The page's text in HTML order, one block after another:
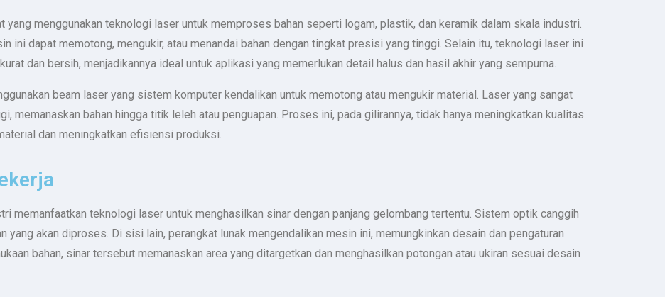
menggunakan teknologi laser untuk memproses bahan seperti logam, plastik, dan keramik dalam skala industri.
ini dapat memotong, mengukir, atau menandai bahan dengan tingkat presisi yang tinggi. Selain itu, teknologi laser ini
dan bersih, menjadikannya ideal untuk aplikasi yang memerlukan detail halus dan hasil akhir yang sempurna.
beam laser yang sistem komputer kendalikan untuk memotong atau mengukir material. Laser yang sangat
memanaskan bahan hingga titik leleh atau penguapan. Proses ini, pada gilirannya, tidak hanya meningkatkan kualitas
dan meningkatkan efisiensi produksi.
memanfaatkan teknologi laser untuk menghasilkan sinar dengan panjang gelombang tertentu. Sistem optik canggih
yang akan diproses. Di sisi lain, perangkat lunak mengendalikan mesin ini, memungkinkan desain dan pengaturan
bahan, sinar tersebut memanaskan area yang ditargetkan dan menghasilkan potongan atau ukiran sesuai desain